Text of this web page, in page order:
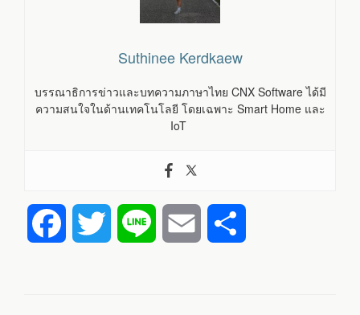
Suthinee Kerdkaew
บรรณาธิการข่าวและบทความภาษาไทย CNX Software ได้มี
ความสนใจในด้านเทคโนโลยี โดยเฉพาะ Smart Home และ
IoT